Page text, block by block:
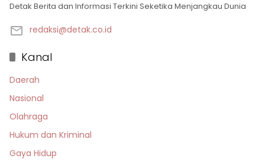
Detak Berita dan Informasi Terkini Seketika Menjangkau Dunia
redaksi@detak.co.id
Kanal
Daerah
Nasional
Olahraga
Hukum dan Kriminal
Gaya Hidup